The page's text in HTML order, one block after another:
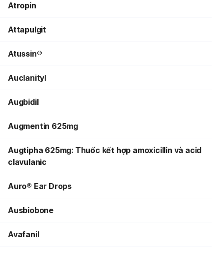
Atropin
Attapulgit
Atussin®
Auclanityl
Augbidil
Augmentin 625mg
Augtipha 625mg: Thuốc kết hợp amoxicillin và acid
clavulanic
Auro® Ear Drops
Ausbiobone
Avafanil